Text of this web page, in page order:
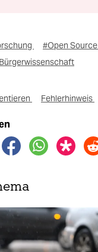
#Open Source
Fehlerhinweis